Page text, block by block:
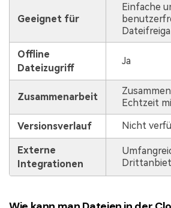
Geeignet für
Einfache
Offline
Dateizugriff
Ja
Zusammenarbeit
Echtzeit
Versionsverlauf Nicht
Externe
Integrationen